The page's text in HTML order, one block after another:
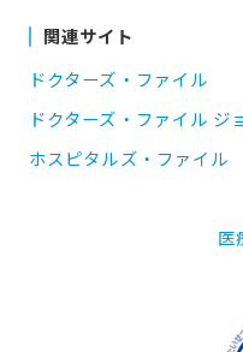
関連サイト
ドクターズ・ファイル
ドクターズ・ファイル ジ
ホスピタルズ・ファイル
医